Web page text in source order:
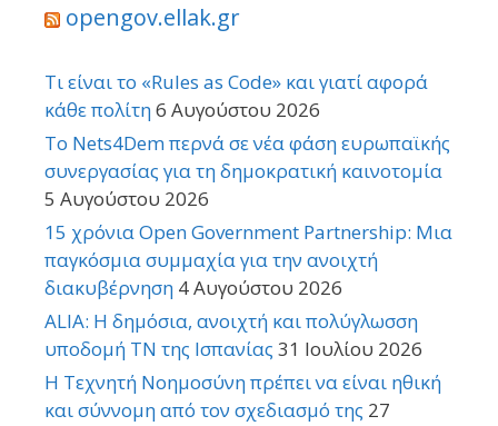
opengov.ellak.gr
Τι είναι το «Rules as Code» και γιατί αφορά
κάθε πολίτη6 Αυγούστου 2026
Το Nets4Dem περνά σε νέα φάση ευρωπαϊκής
συνεργασίας για τη δημοκρατική καινοτομία
5 Αυγούστου 2026
15 χρόνια Open Government Partnership: Μια
παγκόσμια συμμαχία για την ανοιχτή
διακυβέρνηση 4 Αυγούστου 2026
ALIA: Η δημόσια, ανοιχτή και πολύγλωσση
υποδομή ΤΝ της Ισπανίας 31 Ιουλίου 2026
Η Τεχνητή Νοημοσύνη πρέπει να είναι ηθική
και σύννομη από τον σχεδιασμό της 27